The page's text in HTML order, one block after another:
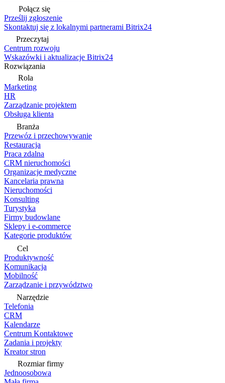
Połącz się
Prześlij zgłoszenie
Skontaktuj się z lokalnymi partnerami Bitrix24
Przeczytaj
Centrum rozwoju
Wskazówki i aktualizacje Bitrix24
Rozwiązania
Rola
Marketing
HR
Zarządzanie projektem
Obsługa klienta
Branża
Przewóz i przechowywanie
Restauracja
Praca zdalna
CRM nieruchomości
Organizacje medyczne
Kancelaria prawna
Nieruchomości
Konsulting
Turystyka
Firmy budowlane
Sklepy i e-commerce
Kategorie produktów
Cel
Produktywność
Komunikacja
Mobilność
Zarządzanie i przywództwo
Narzędzie
Telefonia
CRM
Kalendarze
Centrum Kontaktowe
Zadania i projekty
Kreator stron
Rozmiar firmy
Jednoosobowa